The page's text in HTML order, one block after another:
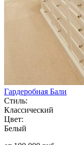
Гардеробная Бали
Стиль:
Классический
Цвет:
Белый